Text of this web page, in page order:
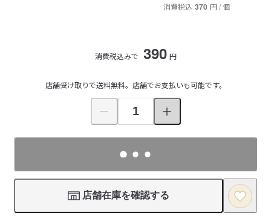
消費税込 370 円/ 個
消費税込みで 390 円
店舗受け取りで送料無料。店舗でお支払いも可能です。
店舗在庫を確認する